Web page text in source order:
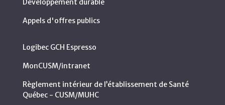
Appels d'offres publics
Logibec GCH Espresso
MonCUSM/intranet
Règlement intérieur de l’établissement de Santé
Québec - CUSM/MUHC